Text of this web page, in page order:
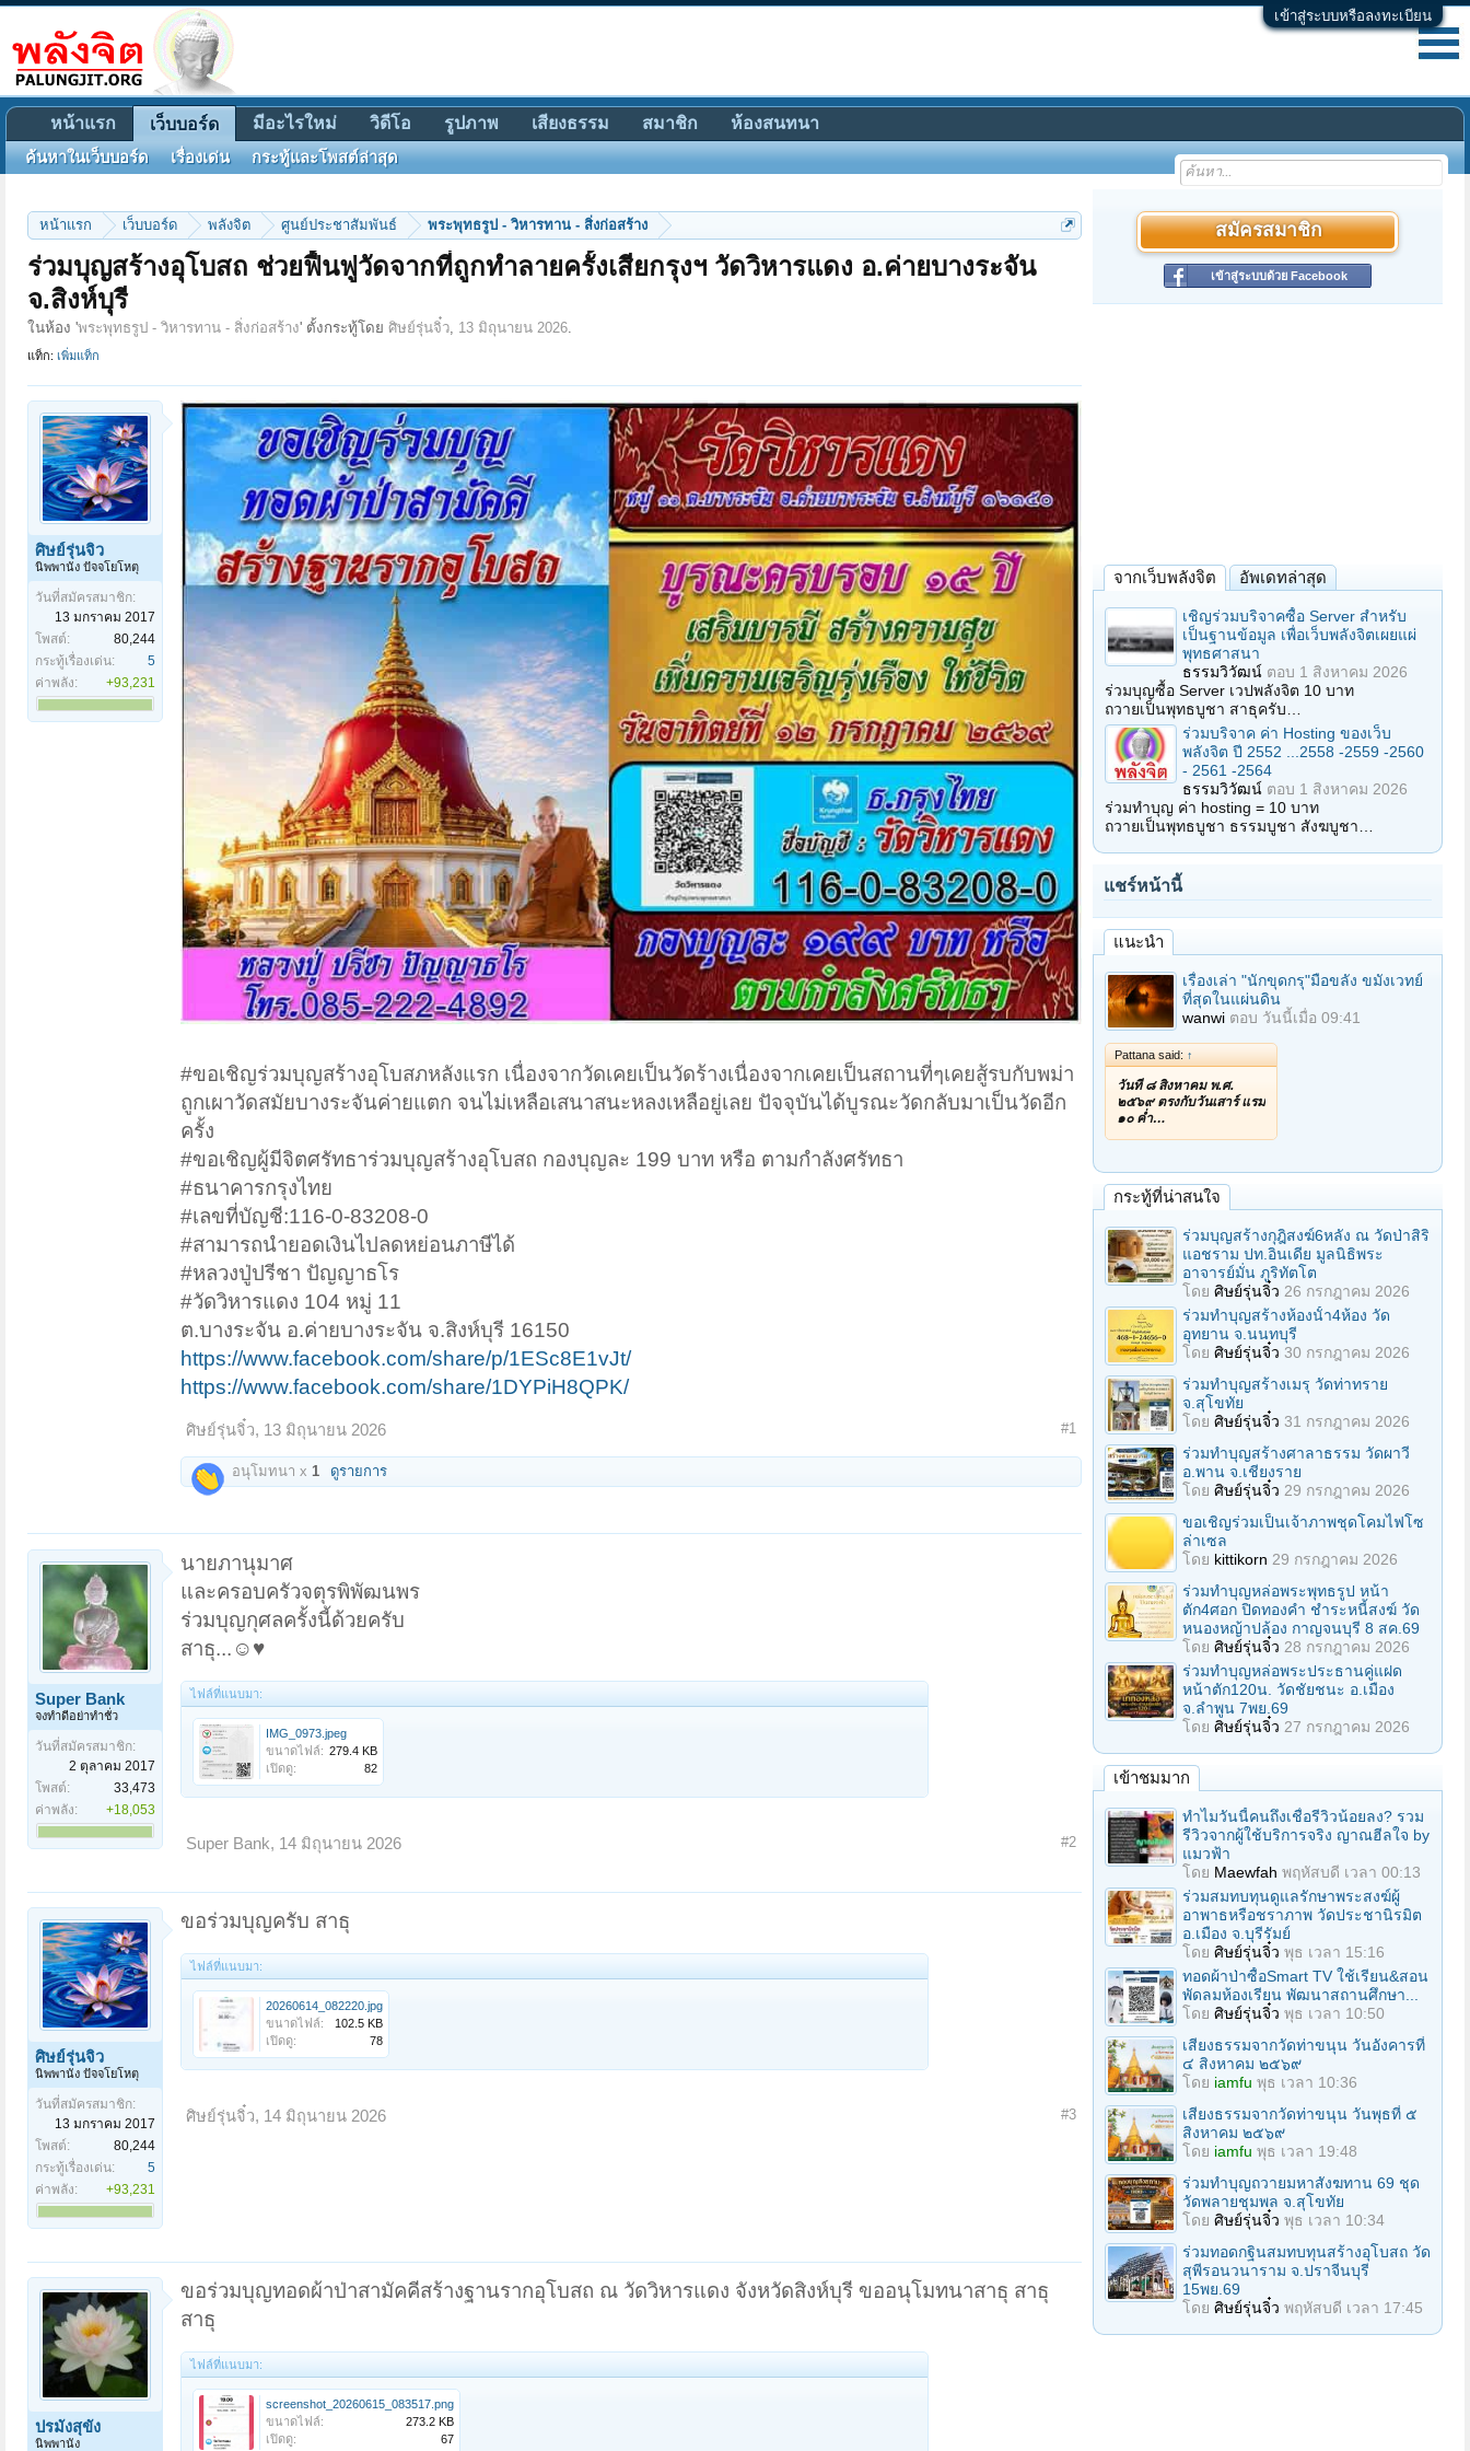
เข้าสู่ระบบหรือลงทะเบียน
หน้าแรก เว็บบอร์ด พลังจิต ศูนย์ประชาสัมพันธ์ พระพุทธรูป - วิหารทาน - สิ่งก่อสร้าง
ร่วมบุญสร้างอุโบสถ ช่วยฟื้นฟูวัดจากที่ถูกทําลายครั้งเสียกรุงฯ วัดวิหารแดง อ.ค่ายบางระจัน
จ.สิงห์บุรี
ในห้อง 'พระพุทธรูป - วิหารทาน - สิ่งก่อสร้าง' ตั้งกระทู้โดย ศิษย์รุ่นจิ๋ว, 13 มิถุนายน 2026.
แท็ก: เพิ่มแท็ก
ศิษย์รุ่นจิ๋ว
นิพพานัง ปัจจโยโหตุ
วันที่สมัครสมาชิก:
13 มกราคม 2017
โพสต์:
80,244
กระทู้เรื่องเด่น:
5
ค่าพลัง:
+93,231
#ขอเชิญร่วมบุญสร้างอุโบสภหลังแรก เนื่องจากวัดเคยเป็นวัดร้างเนื่องจากเคยเป็นสถานที่ๆเคยสู้รบกับพม่า
ถูกเผาวัดสมัยบางระจันค่ายแตก จนไม่เหลือเสนาสนะหลงเหลือยู่เลย ปัจจุบันได้บูรณะวัดกลับมาเป็นวัดอีก
ครั้ง
#ขอเชิญผู้มีจิตศรัทธาร่วมบุญสร้างอุโบสถ กองบุญละ 199 บาท หรือ ตามกำลังศรัทธา
#ธนาคารกรุงไทย
#เลขที่บัญชี:116-0-83208-0
#สามารถนำยอดเงินไปลดหย่อนภาษีได้
#หลวงปู่ปรีชา ปัญญาธโร
#วัดวิหารแดง 104 หมู่ 11
ต.บางระจัน อ.ค่ายบางระจัน จ.สิงห์บุรี 16150
https://www.facebook.com/share/p/1ESc8E1vJt/
https://www.facebook.com/share/1DYPiH8QPK/
ศิษย์รุ่นจิ๋ว, 13 มิถุนายน 2026 #1
อนุโมทนา x 1 ดูรายการ
Super Bank
จงทำดีอย่าทำชั่ว
วันที่สมัครสมาชิก:
2 ตุลาคม 2017
โพสต์:
33,473
ค่าพลัง:
+18,053
นายภานุมาศ
และครอบครัวจตุรพิพัฒนพร
ร่วมบุญกุศลครั้งนี้ด้วยครับ
สาธุ...☺️♥️
ไฟล์ที่แนบมา:
IMG_0973.jpeg
ขนาดไฟล์: 279.4 KB
เปิดดู:
82
Super Bank, 14 มิถุนายน 2026 #2
ศิษย์รุ่นจิ๋ว
นิพพานัง ปัจจโยโหตุ
วันที่สมัครสมาชิก:
13 มกราคม 2017
โพสต์:
80,244
กระทู้เรื่องเด่น:
5
ค่าพลัง:
+93,231
ขอร่วมบุญครับ สาธุ
ไฟล์ที่แนบมา:
20260614_082220.jpg
ขนาดไฟล์:
102.5 KB
เปิดดู:
78
ศิษย์รุ่นจิ๋ว, 14 มิถุนายน 2026 #3
ปรมังสุขัง
นิพพานัง
ขอร่วมบุญทอดผ้าป่าสามัคคีสร้างฐานรากอุโบสถ ณ วัดวิหารแดง จังหวัดสิงห์บุรี ขออนุโมทนาสาธุ สาธุ
สาธุ
ไฟล์ที่แนบมา:
screenshot_20260615_083517.png
ขนาดไฟล์:
273.2 KB
เปิดดู:
67
สมัครสมาชิก
เข้าสู่ระบบด้วย Facebook
จากเว็บพลังจิต อัพเดทล่าสุด
เชิญร่วมบริจาคซื้อ Server สำหรับ
เป็นฐานข้อมูล เพื่อเว็บพลังจิตเผยแผ่
พุทธศาสนา
ธรรมวิวัฒน์ ตอบ 1 สิงหาคม 2026
ร่วมบุญซื้อ Server เวปพลังจิต 10 บาท
ถวายเป็นพุทธบูชา สาธุครับ…
ร่วมบริจาค ค่า Hosting ของเว็บ
พลังจิต ปี 2552 ...2558 -2559 -2560
- 2561 -2564
ธรรมวิวัฒน์ ตอบ 1 สิงหาคม 2026
ร่วมทำบุญ ค่า hosting = 10 บาท
ถวายเป็นพุทธบูชา ธรรมบูชา สังฆบูชา…
แชร์หน้านี้
แนะนำ
เรื่องเล่า "นักขุดกรุ"มือขลัง ขมังเวทย์
ที่สุดในแผ่นดิน
wanwi ตอบ วันนี้เมื่อ 09:41
Pattana said: ↑
วันที่ ๘ สิงหาคม พ.ศ.
๒๕๖๙ ตรงกับวันเสาร์ แรม
๑๐ ค่ำ…
กระทู้ที่น่าสนใจ
ร่วมบุญสร้างกุฎิสงฆ์6หลัง ณ วัดป่าสิริ
แอชราม ปท.อินเดีย มูลนิธิพระ
อาจารย์มั่น ภูริทัตโต
โดย ศิษย์รุ่นจิ๋ว 26 กรกฎาคม 2026
ร่วมทําบุญสร้างห้องนั้า4ห้อง วัด
อุทยาน จ.นนทบุรี
โดย ศิษย์รุ่นจิ๋ว 30 กรกฎาคม 2026
ร่วมทําบุญสร้างเมรุ วัดท่าทราย
จ.สุโขทัย
โดย ศิษย์รุ่นจิ๋ว 31 กรกฎาคม 2026
ร่วมทําบุญสร้างศาลาธรรม วัดผาวี
อ.พาน จ.เชียงราย
โดย ศิษย์รุ่นจิ๋ว 29 กรกฎาคม 2026
ขอเชิญร่วมเป็นเจ้าภาพชุดโคมไฟโซ
ล่าเซล
โดย kittikorn 29 กรกฎาคม 2026
ร่วมทําบุญหล่อพระพุทธรูป หน้า
ตัก4ศอก ปิดทองคํา ชําระหนี้สงฆ์ วัด
หนองหญ้าปล้อง กาญจนบุรี 8 สค.69
โดย ศิษย์รุ่นจิ๋ว 28 กรกฎาคม 2026
ร่วมทําบุญหล่อพระประธานคู่แฝด
หน้าตัก120น. วัดชัยชนะ อ.เมือง
จ.ลำพูน 7พย.69
โดย ศิษย์รุ่นจิ๋ว 27 กรกฎาคม 2026
เข้าชมมาก
ทำไมวันนี้คนถึงเชื่อรีวิวน้อยลง? รวม
รีวิวจากผู้ใช้บริการจริง ญาณฮีลใจ by
แมวฟ้า
โดย Maewfah พฤหัสบดี เวลา 00:13
ร่วมสมทบทุนดูแลรักษาพระสงฆ์ผู้
อาพาธหรือชราภาพ วัดประชานิรมิต
อ.เมือง จ.บุรีรัมย์
โดย ศิษย์รุ่นจิ๋ว พุธ เวลา 15:16
ทอดผ้าป่าซื้อSmart TV ใช้เรียน&สอน
พัดลมห้องเรียน พัฒนาสถานศึกษา...
โดย ศิษย์รุ่นจิ๋ว พุธ เวลา 10:50
เสียงธรรมจากวัดท่าขนุน วันอังคารที่
๔ สิงหาคม ๒๕๖๙
โดย iamfu พุธ เวลา 10:36
เสียงธรรมจากวัดท่าขนุน วันพุธที่ ๕
สิงหาคม ๒๕๖๙
โดย iamfu พุธ เวลา 19:48
ร่วมทําบุญถวายมหาสังฆทาน 69 ชุด
วัดพลายชุมพล จ.สุโขทัย
โดย ศิษย์รุ่นจิ๋ว พุธ เวลา 10:34
ร่วมทอดกฐินสมทบทุนสร้างอุโบสถ วัด
สุพีรอนวนาราม จ.ปราจีนบุรี
15พย.69
โดย ศิษย์รุ่นจิ๋ว พฤหัสบดี เวลา 17:45
หน้าแรก เว็บบอร์ด
ค้นหาในเว็บบอร์ด เรื่องเด่น กระทู้และโพสต์ล่าสุด
มีอะไรใหม่ วิดีโอ รูปภาพ เสียงธรรม สมาชิก ห้องสนทนา